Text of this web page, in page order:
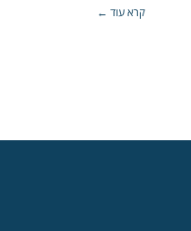
קרא עוד ←